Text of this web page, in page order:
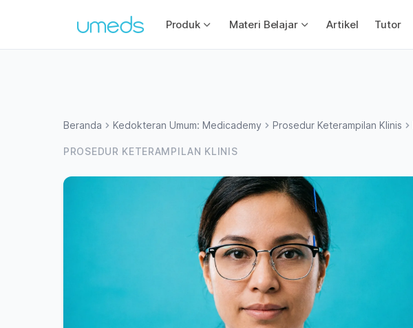
Produk Materi Belajar Artikel Tutor
Beranda Kedokteran Umum: Medicademy Prosedur Keterampilan Klinis
PROSEDUR KETERAMPILAN KLINIS